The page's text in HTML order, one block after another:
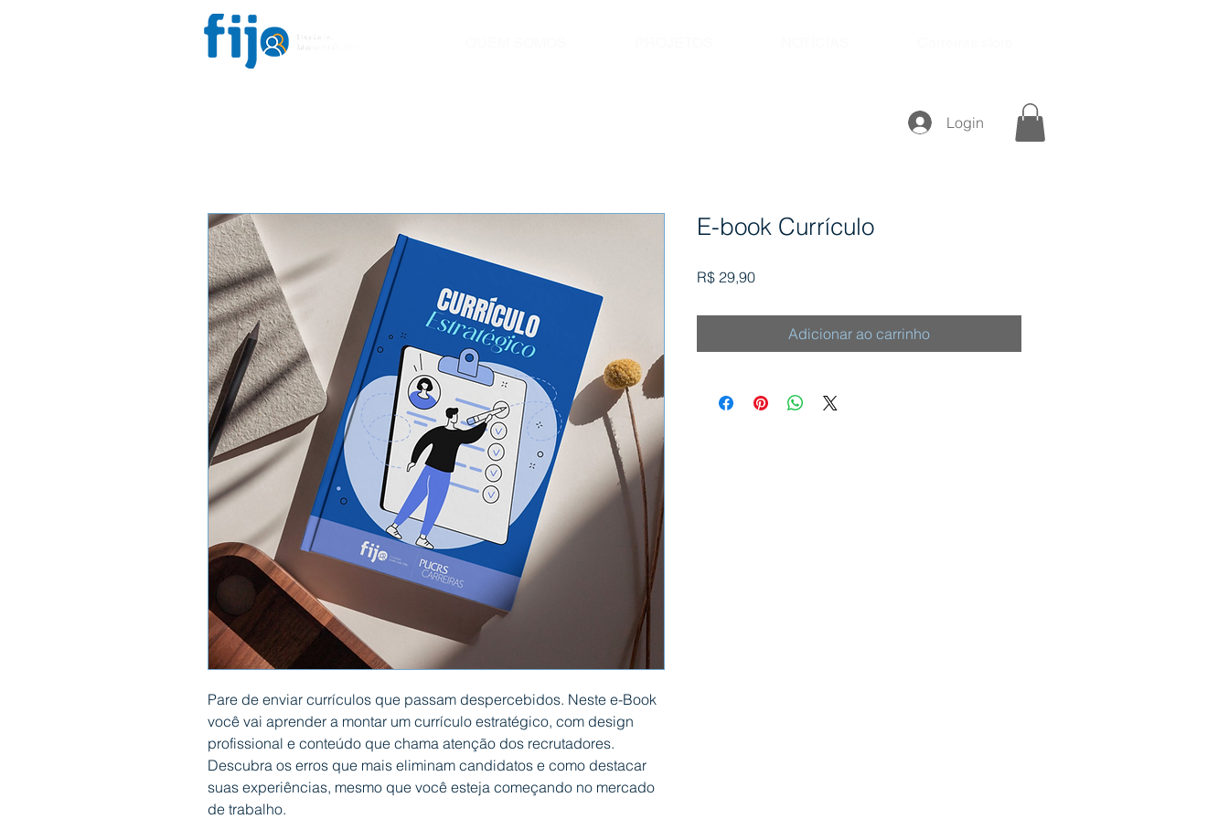
Pare de enviar currículos que passam despercebidos. Neste e-Book
você vai aprender a montar um currículo estratégico, com design
profissional e conteúdo que chama atenção dos recrutadores.
Descubra os erros que mais eliminam candidatos e como destacar
suas experiências, mesmo que você esteja começando no mercado
de trabalho.
E-book Currículo
R$ 29,90Preço
Adicionar ao carrinho
Login